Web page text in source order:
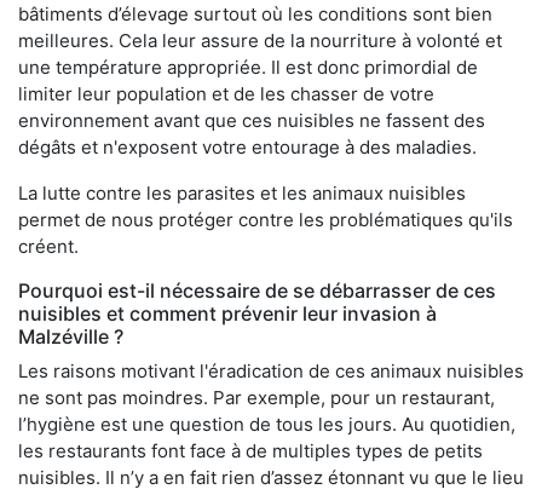
bâtiments d’élevage surtout où les conditions sont bien
meilleures. Cela leur assure de la nourriture à volonté et
une température appropriée. Il est donc primordial de
limiter leur population et de les chasser de votre
environnement avant que ces nuisibles ne fassent des
dégâts et n'exposent votre entourage à des maladies.
La lutte contre les parasites et les animaux nuisibles
permet de nous protéger contre les problématiques qu'ils
créent.
Pourquoi est-il nécessaire de se débarrasser de ces
nuisibles et comment prévenir leur invasion à
Malzéville ?
Les raisons motivant l'éradication de ces animaux nuisibles
ne sont pas moindres. Par exemple, pour un restaurant,
l’hygiène est une question de tous les jours. Au quotidien,
les restaurants font face à de multiples types de petits
nuisibles. Il n’y a en fait rien d’assez étonnant vu que le lieu